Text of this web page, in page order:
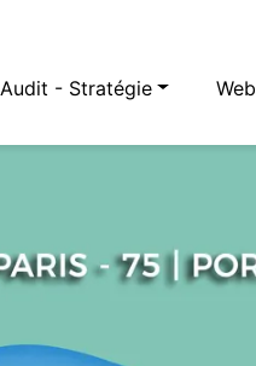
Audit - Stratégie Web